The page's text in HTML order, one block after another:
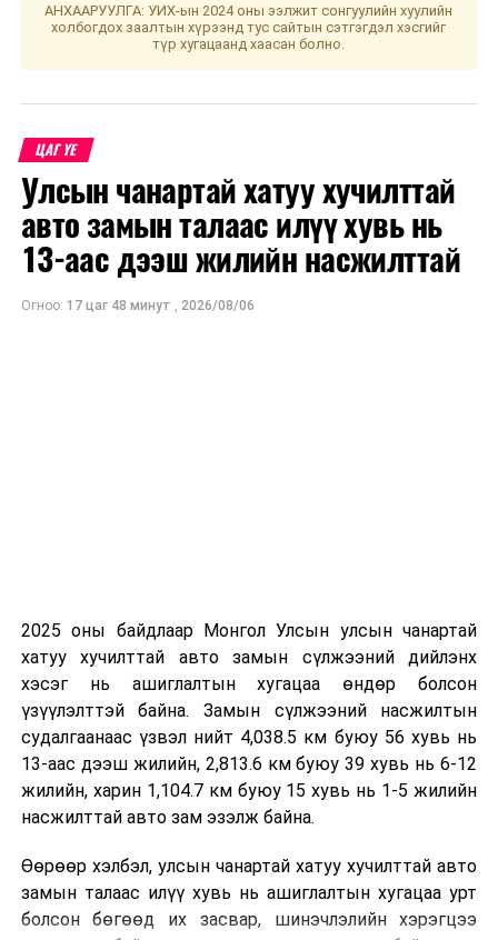
УНШСАН: 1619
Үс шинээр үргээлгэх буюу засуулахад тохиромжгүй
АНХААРУУЛГА: УИХ-ын 2024 оны ээлжит сонгуулийн хуулийн
холбогдох заалтын хүрээнд тус сайтын сэтгэгдэл хэсгийг
түр хугацаанд хаасан болно.
ЦАГ ҮЕ
Улсын чанартай хатуу хучилттай
авто замын талаас илүү хувь нь
13-аас дээш жилийн насжилттай
Огноо: 17 цаг 48 минут 2026/08/06
2025 оны байдлаар Монгол Улсын улсын чанартай
хатуу хучилттай авто замын сүлжээний дийлэнх
хэсэг нь ашиглалтын хугацаа өндөр болсон
үзүүлэлттэй байна. Замын сүлжээний насжилтын
судалгаанаас үзвэл нийт 4,038.5 км буюу 56 хувь нь
13-аас дээш жилийн, 2,813.6 км буюу 39 хувь нь 6-12
жилийн, харин 1,104.7 км буюу 15 хувь нь 1-5 жилийн
насжилттай авто зам эзэлж байна.
Өөрөөр хэлбэл, улсын чанартай хатуу хучилттай авто
замын талаас илүү хувь нь ашиглалтын хугацаа урт
болсон бөгөөд их засвар, шинэчлэлийн хэрэгцээ